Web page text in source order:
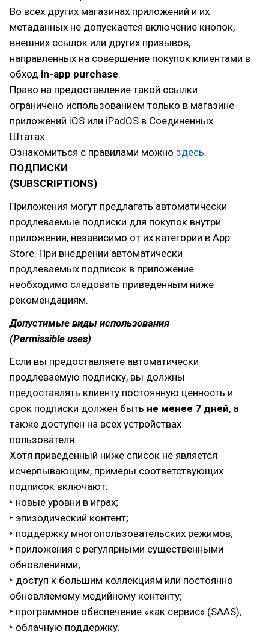
Во всех других магазинах приложений и их
метаданных не допускается включение кнопок,
внешних ссылок или других призывов,
направленных на совершение покупок клиентами в
обход in-app purchase.
Право на предоставление такой ссылки
ограничено использованием только в магазине
приложений iOS или iPadOS в Соединенных
Штатах.
Ознакомиться с правилами можно здесь.
ПОДПИСКИ
(SUBSCRIPTIONS)
Приложения могут предлагать автоматически
продлеваемые подписки для покупок внутри
приложения, независимо от их категории в App
Store. При внедрении автоматически
продлеваемых подписок в приложение
необходимо следовать приведенным ниже
рекомендациям.
Допустимые виды использования
(Permissible uses)
Если вы предоставляете автоматически
продлеваемую подписку, вы должны
предоставлять клиенту постоянную ценность и
срок подписки должен быть не менее 7 дней, а
также доступен на всех устройствах
пользователя.
Хотя приведенный ниже список не является
исчерпывающим, примеры соответствующих
подписок включают:
‣ новые уровни в играх;
‣ эпизодический контент;
‣ поддержку многопользовательских режимов;
‣ приложения с регулярными существенными
обновлениями;
‣ доступ к большим коллекциям или постоянно
обновляемому медийному контенту;
‣ программное обеспечение «как сервис» (SAAS);
‣ облачную поддержку.